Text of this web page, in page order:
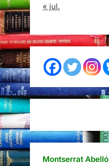
« jul.
Montserrat Abelló